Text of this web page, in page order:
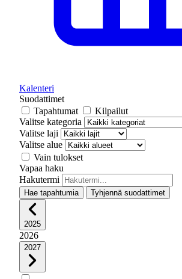
Kalenteri
Suodattimet
Tapahtumat
Kilpailut
Valitse kategoria
Valitse laji
Valitse alue
Vain tulokset
Vapaa haku
Hakutermi
Hae tapahtumia Tyhjennä suodattimet
2025
2026
2027